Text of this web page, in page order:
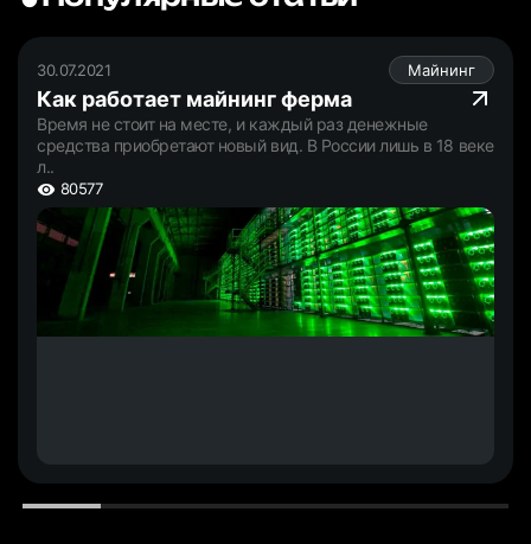
30.07.2021 Майнинг
Как работает майнинг ферма
Время не стоит на месте, и каждый раз денежные
средства приобретают новый вид. В России лишь в 18 веке
л..
80577